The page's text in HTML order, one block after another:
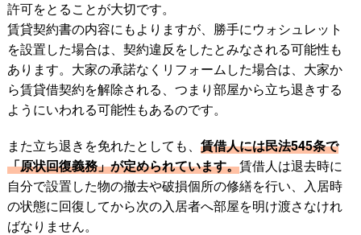
許可をとることが大切です。
賃貸契約書の内容にもよりますが、勝手にウォシュレット
を設置した場合は、契約違反をしたとみなされる可能性も
あります。大家の承諾なくリフォームした場合は、大家か
ら賃貸借契約を解除される、つまり部屋から立ち退きする
ようにいわれる可能性もあるのです。
また立ち退きを免れたとしても、 賃借人には民法545条で
「原状回復義務」が定められています。賃借人は退去時に
自分で設置した物の撤去や破損個所の修繕を行い、入居時
の状態に回復してから次の入居者へ部屋を明け渡さなけれ
ばなりません。